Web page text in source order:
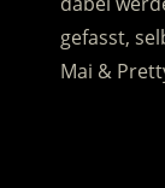
gefasst,
Mai &